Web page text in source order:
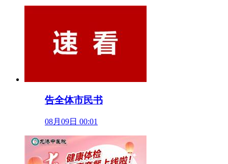
告全体市民书
08月09日 00:01